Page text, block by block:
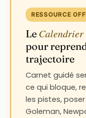
RESSOURCE
Le
pour
trajectoire
Carnet guidé
ce qui bloque,
les pistes,
Goleman,